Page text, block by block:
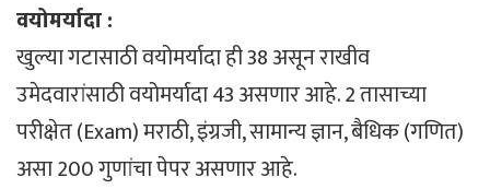
वयोमर्यादा :
खुल्या गटासाठी वयोमर्यादा ही 38 असून राखीव
उमेदवारांसाठी वयोमर्यादा 43 असणार आहे. 2 तासाच्या
परीक्षेत (Exam) मराठी, इंग्रजी, सामान्य ज्ञान, बैधिक (गणित)
असा 200 गुणांचा पेपर असणार आहे.